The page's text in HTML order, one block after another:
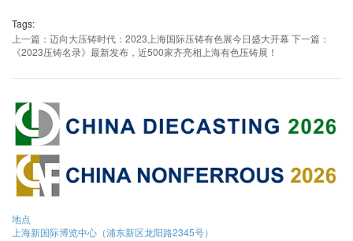
Tags:
上一篇：迈向大压铸时代：2023上海国际压铸有色展今日盛大开幕 下一篇：
《2023压铸名录》最新发布，近500家齐亮相上海有色压铸展！
地点
上海新国际博览中心（浦东新区龙阳路2345号）